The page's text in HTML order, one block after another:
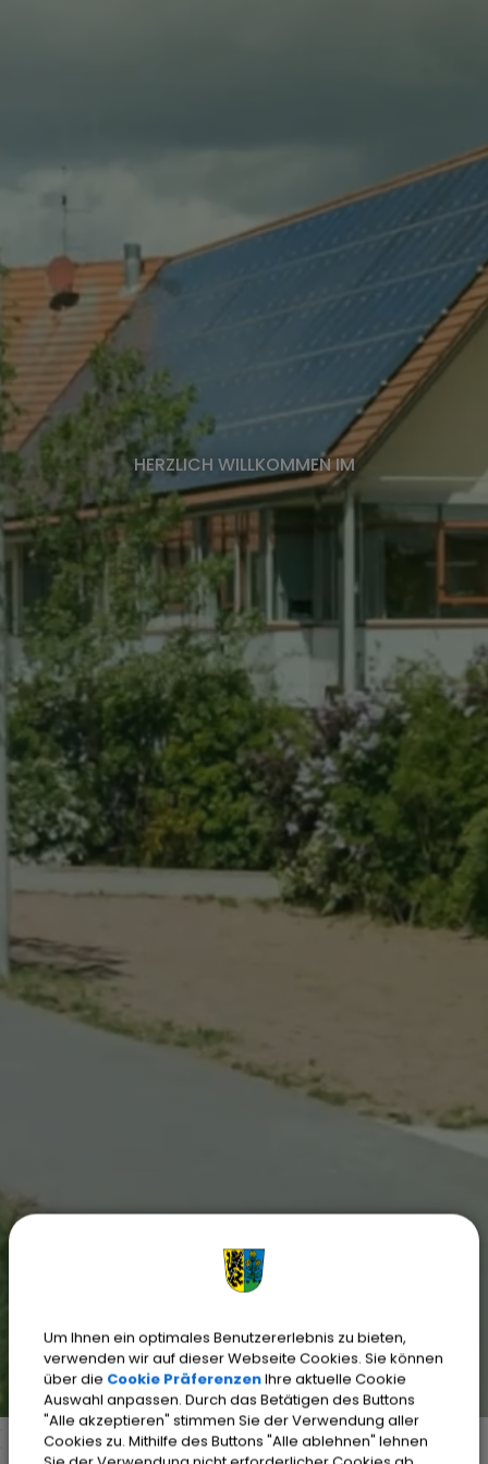
HERZLICH WILLKOMMEN IM
Um Ihnen ein optimales Benutzererlebnis zu bieten,
verwenden wir auf dieser Webseite Cookies. Sie können
über die Cookie PräferenzenIhre aktuelle Cookie
Auswahl anpassen. Durch das Betätigen des Buttons
"Alle akzeptieren" stimmen Sie der Verwendung aller
Cookies zu. Mithilfe des Buttons "Alle ablehnen" lehnen